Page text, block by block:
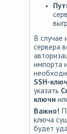
В случае
сервера
импорта
SSH-
указать
ключи
Важно!
ключа
будет